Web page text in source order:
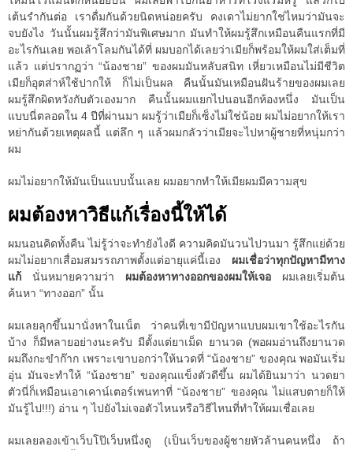
เต้นรำกันต่อ เราดื่มกันด้วยนิดหน่อยครับ คงเดาไม่ยากใช่ไหมว่ามันจะ
จบยังไง วันนั้นผมรู้สึกว่ามันพิเศษมาก มันทำให้ผมรู้สึกเหมือนคืนแรกที่มี
อะไรกันเลย พอเล้าโลมกันได้ที่ ผมบอกได้เลยว่าเมียก็พร้อมให้ผมใส่เต็มที่
แล้ว แต่ปรากฏว่า “น้องชาย” ของผมมันหลับสนิท เหี่ยวเหมือนไม่มีชีวิต
เมียก็อุตส่าห์ใช้ปากให้ ก็ไม่เป็นผล คืนนั้นมันเหมือนฝันร้ายของผมเลย
ผมรู้สึกผิดหวังกับตัวเองมาก คืนนั้นผมแยกไปนอนอีกห้องหนึ่ง มันเป็น
แบบนี่ตลอดใน 4 ปีที่ผ่านมา ผมรู้ว่าเมียก็เซ็งไม่ใช่น้อย ผมไม่อยากให้เรา
หย่ากันด้วยเหตุผลนี้ แต่ลึก ๆ แล้วผมกลัวว่าเมียจะไปหาผู้ชายที่หนุ่มกว่า
ผม
ผมไม่อยากให้มันเป็นแบบนั้นเลย ผมอยากทำให้เมียผมมีความสุข
ผมต้องหาวิธีแก้เรื่องนี้ให้ได้
ผมนอนคิดทั้งคืน ไม่รู้ว่าจะทำยังไงดี ความคิดมันวนไปวนมา รู้สึกแย่ด้วย
ผมไม่อยากเสื่อมสมรรถภาพตั้งแต่อายุแค่นี้เอง ผมเชื่อว่าทุกปัญหามีทาง
แก้ นั่นหมายความว่า ผมต้องหาทางออกของผมให้เจอ ผมเลยเริ่มต้น
ค้นหา “ทางออก” นั้น
ผมเลยลุกขึ้นมานั่งหาในเน็ต ว่าคนที่เขามีปัญหาแบบผมเขาใช้อะไรกัน
บ้าง ก็มีหลายอย่างนะครับ มีตั้งแต่ยาเม็ด ยานวด (พอผมอ่านถึงยานวด
ผมถึงกะขำก๊าก เพราะเขาบอกว่าให้นวดที่ “น้องชาย” ของคุณ พอมันเริ่ม
อุ่น มันจะทำให้ “น้องชาย” ของคุณแข็งตัวดีขึ้น ผมได้ยินมาว่า นวดยา
ตัวนี่ก็เหมือนเอาเคาน์เตอร์เพนทาที่ “น้องชาย” ของคุณ ไม่แสบตายก็ให้
มันรู้ไป!!!) อ่าน ๆ ไปยังไม่เจอตัวไหนหรือวิธีไหนที่ทำให้ผมเชื่อเลย
ผมเลยลองเข้าเว็บโป๊เว็บหนึ่งดู (เป็นเว็บของผู้ชายหัวล้านคนหนึ่ง ถ้า